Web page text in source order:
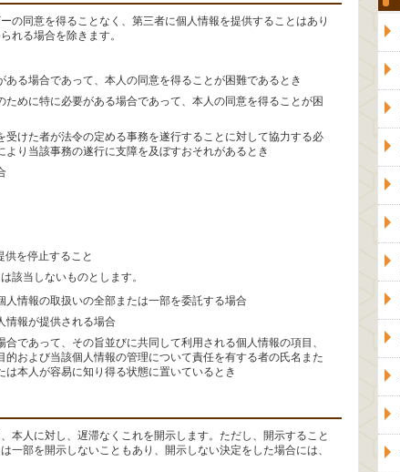
の同意を得ることなく、第三者に個人情報を提供することはあり
れる場合を除きます。
る場合であって、本人の同意を得ることが困難であるとき
めに特に必要がある場合であって、本人の同意を得ることが困
けた者が法令の定める事務を遂行することに対して協力する必
り当該事務の遂行に支障を及ぼすおそれがあるとき
を停止すること
該当しないものとします。
情報の取扱いの全部または一部を委託する場合
情報が提供される場合
であって、その旨並びに共同して利用される個人情報の項目、
および当該個人情報の管理について責任を有する者の氏名また
本人が容易に知り得る状態に置いているとき
本人に対し、遅滞なくこれを開示します。ただし、開示すること
一部を開示しないこともあり、開示しない決定をした場合には、